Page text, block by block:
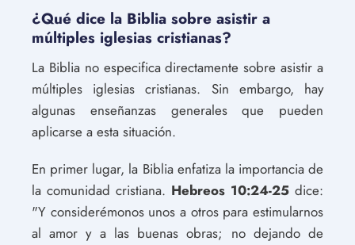
¿Qué dice la Biblia sobre asistir a
múltiples iglesias cristianas?
La Biblia no especifica directamente sobre asistir a
múltiples iglesias cristianas. Sin embargo, hay
algunas enseñanzas generales que pueden
aplicarse a esta situación.
En primer lugar, la Biblia enfatiza la importancia de
la comunidad cristiana. Hebreos 10:24-25 dice:
"Y considerémonos unos a otros para estimularnos
al amor y a las buenas obras; no dejando de